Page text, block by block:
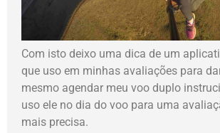
Com isto deixo uma dica de um
que uso em minhas avaliações para
mesmo agendar meu voo duplo
uso ele no dia do voo para uma
mais precisa.